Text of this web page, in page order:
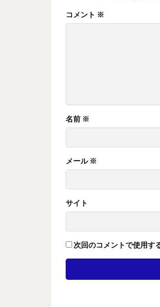
コメント ※
名前 ※
メール ※
サイト
次回のコメントで使用す